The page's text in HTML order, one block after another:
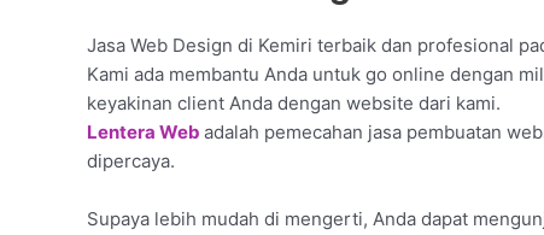
Jasa Web Design di Kemiri terbaik dan profesional
Kami ada membantu Anda untuk go online dengan
keyakinan client Anda dengan website dari kami.
Lentera Web adalah pemecahan jasa pembuatan
dipercaya.
Supaya lebih mudah di mengerti, Anda dapat